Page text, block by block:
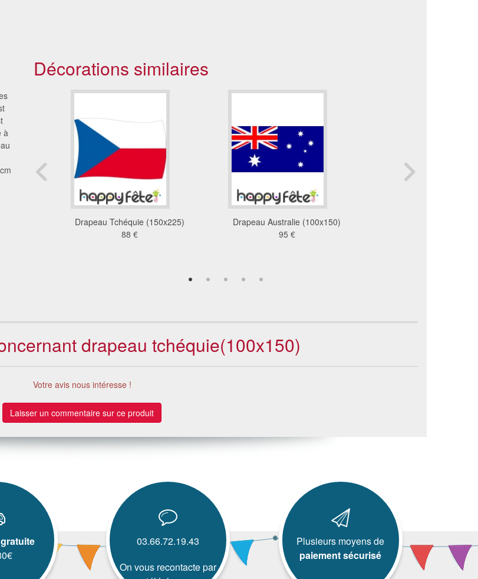
à
Décorations similaires
Drapeau Tchéquie (150x225)
88 €
Drapeau Australie (100x150)
95 €
drapeau tchéquie(100x150)
Votre avis nous intéresse !
Laisser un commentaire sur ce produit
03.66.72.19.43
On vous recontacte par
Plusieurs moyens de
paiement sécurisé